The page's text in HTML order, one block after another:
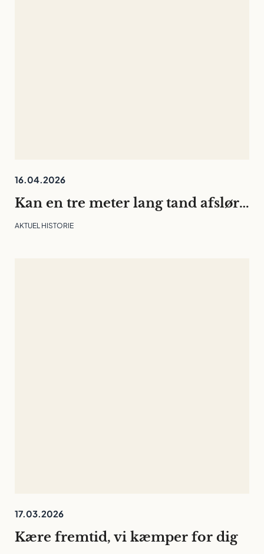
16.04.2026
Kan en tre meter lang tand afsløre klodens klimahistorie?
AKTUEL HISTORIE
17.03.2026
Kære fremtid, vi kæmper for dig